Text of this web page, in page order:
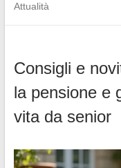
Attualità
Consigli e
la pensione e
vita da senior